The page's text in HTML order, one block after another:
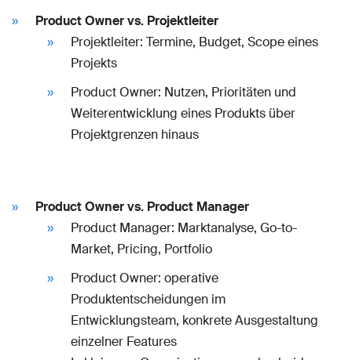
Product Owner vs. Projektleiter
Projektleiter: Termine, Budget, Scope eines
Projekts
Product Owner: Nutzen, Prioritäten und
Weiterentwicklung eines Produkts über
Projektgrenzen hinaus
Product Owner vs. Product Manager
Product Manager: Marktanalyse, Go-to-
Market, Pricing, Portfolio
Product Owner: operative
Produktentscheidungen im
Entwicklungsteam, konkrete Ausgestaltung
einzelner Features